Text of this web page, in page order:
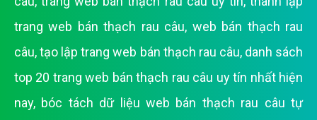
trang web bán thạch rau câu, web bán thạch rau
câu,tạo lập trang web bán thạch rau câu, danh sách
top 20 trang web bán thạch rau câu uy tín nhất hiện
nay, bóc tách dữ liệu web bán thạch rau câu tự